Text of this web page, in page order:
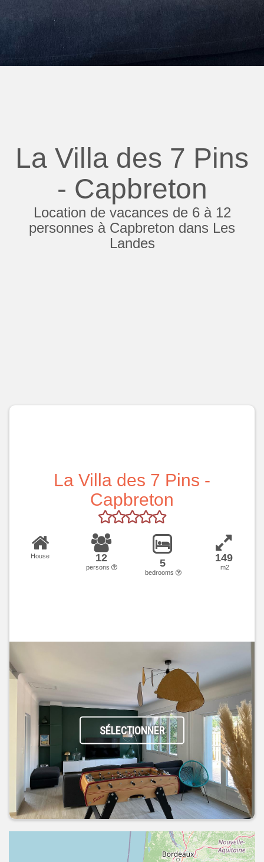
La Villa des 7 Pins
- Capbreton
Location de vacances de 6 à 12
personnes à Capbreton dans Les
Landes
La Villa des 7 Pins -
Capbreton
House 12
persons 5
bedrooms
149
m2
SÉLECTIONNER